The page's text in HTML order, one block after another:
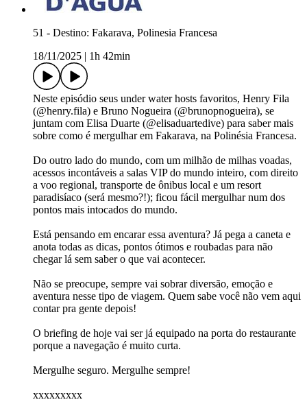
51 - Destino: Fakarava, Polinesia Francesa
18/11/2025
1h 42min
Neste episódio seus under water hosts favoritos, Henry Fila
(@henry.fila) e Bruno Nogueira (@brunopnogueira), se
juntam com Elisa Duarte (@elisaduartedive) para saber mais
sobre como é mergulhar em Fakarava, na Polinésia Francesa.
Do outro lado do mundo, com um milhão de milhas voadas,
acessos incontáveis a salas VIP do mundo inteiro, com direito
a voo regional, transporte de ônibus local e um resort
paradisíaco (será mesmo?!); ficou fácil mergulhar num dos
pontos mais intocados do mundo.
Está pensando em encarar essa aventura? Já pega a caneta e
anota todas as dicas, pontos ótimos e roubadas para não
chegar lá sem saber o que vai acontecer.
Não se preocupe, sempre vai sobrar diversão, emoção e
aventura nesse tipo de viagem. Quem sabe você não vem aqui
contar pra gente depois!
O briefing de hoje vai ser já equipado na porta do restaurante
porque a navegação é muito curta.
Mergulhe seguro. Mergulhe sempre!
xxxxxxxxx